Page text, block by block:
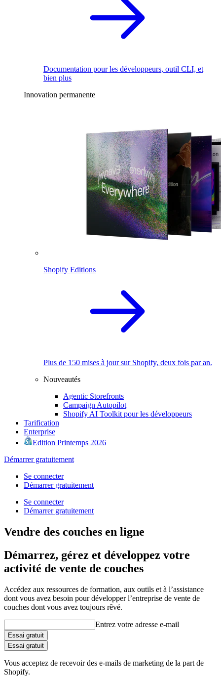
Documentation pour les développeurs, outil CLI, et
bien plus
Innovation permanente
Shopify Editions
Plus de 150 mises à jour sur Shopify, deux fois par an.
Nouveautés
Agentic Storefronts
Campaign Autopilot
Shopify AI Toolkit pour les développeurs
Tarification
Enterprise
Edition Printemps 2026
Démarrer gratuitement
Se connecter
Démarrer gratuitement
Se connecter
Démarrer gratuitement
Vendre des couches en ligne
Démarrez, gérez et développez votre
activité de vente de couches
Accédez aux ressources de formation, aux outils et à l’assistance
dont vous avez besoin pour développer l’entreprise de vente de
couches dont vous avez toujours rêvé.
Entrez votre adresse e-mail
Essai gratuit
Essai gratuit
Vous acceptez de recevoir des e-mails de marketing de la part de
Shopify.